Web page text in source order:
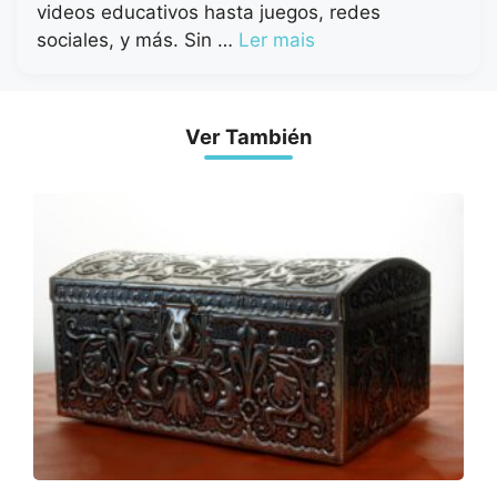
videos educativos hasta juegos, redes
sociales, y más. Sin … Ler mais
Ver También